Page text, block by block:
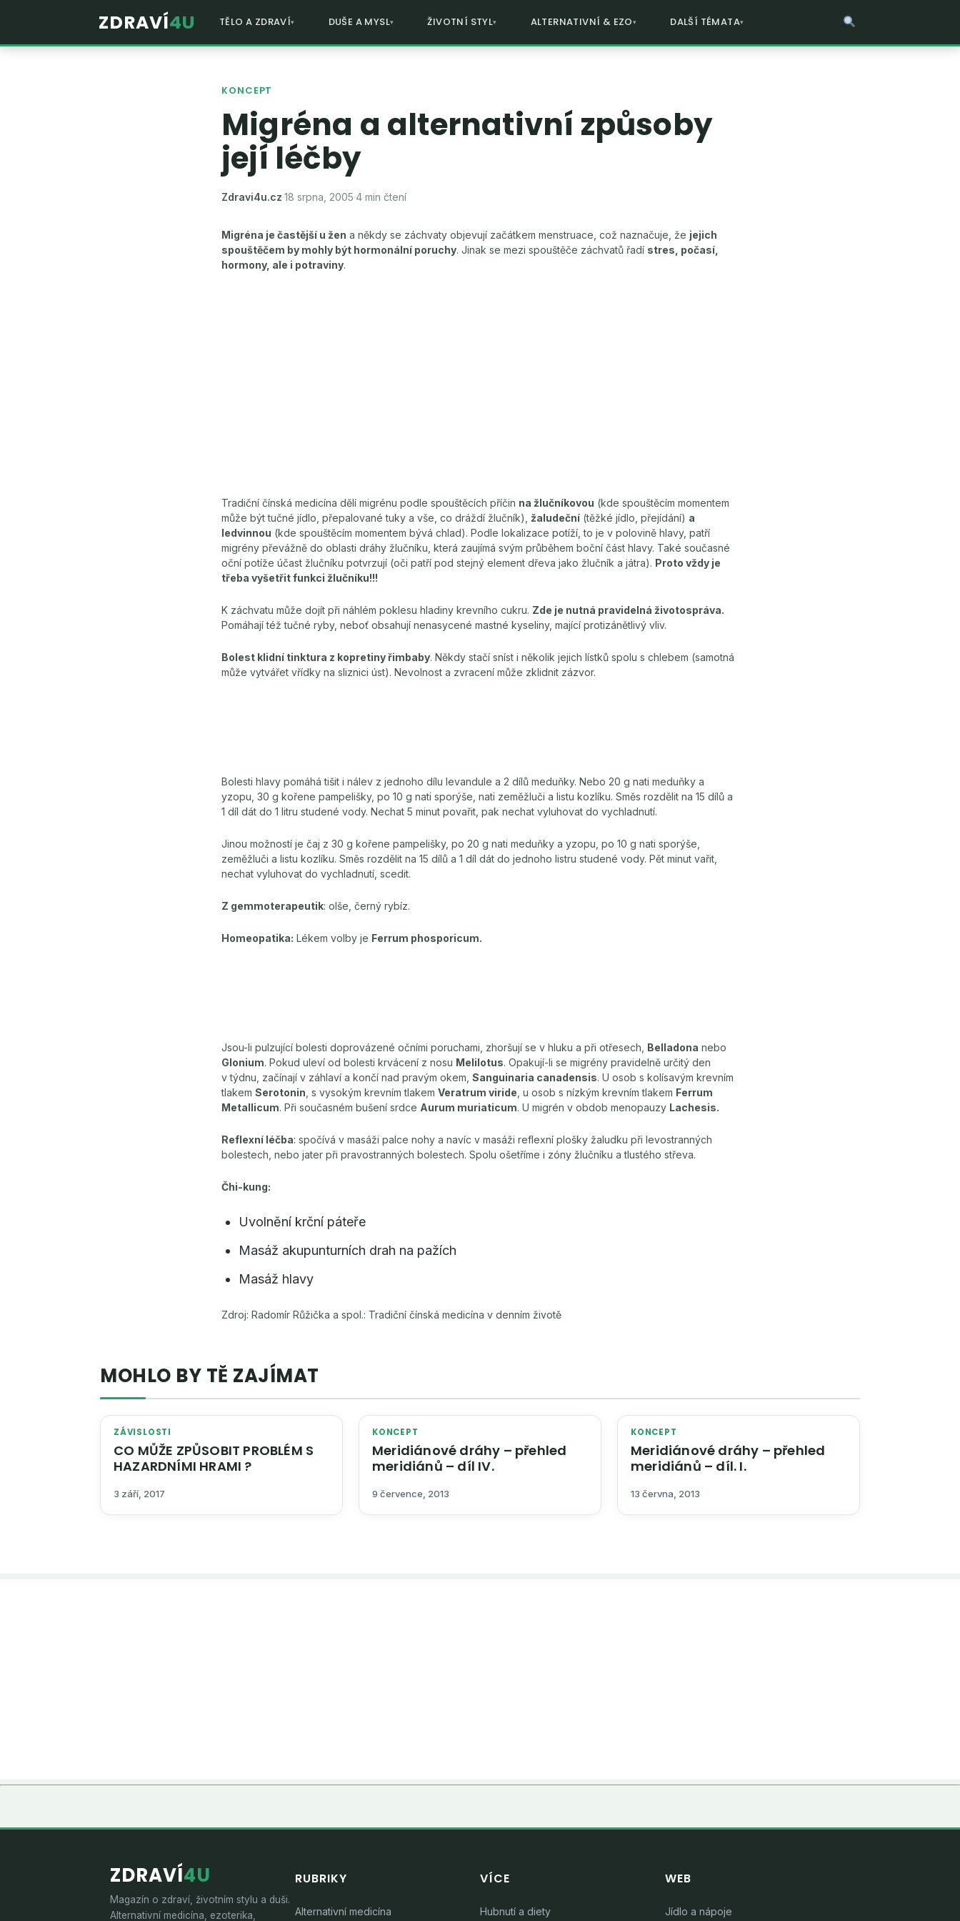
ZDRAVÍ4U TĚLO A ZDRAVÍ DUŠE A MYSL ŽIVOTNÍ STYL ALTERNATIVNÍ & EZO DALŠÍ TÉMATA
KONCEPT
Migréna a alternativní způsoby
její léčby
Zdravi4u.cz·18 srpna, 2005·4 min čtení
Migréna je častější u žen a někdy se záchvaty objevují začátkem menstruace, což naznačuje, že jejich
spouštěčem by mohly být hormonální poruchy. Jinak se mezi spouštěče záchvatů řadí stres, počasí,
hormony, ale i potraviny.
Tradiční čínská medicína dělí migrénu podle spouštěcích příčin na žlučníkovou (kde spouštěcím momentem
může být tučné jídlo, přepalované tuky a vše, co dráždí žlučník), žaludeční (těžké jídlo, přejídání) a
ledvinnou (kde spouštěcím momentem bývá chlad). Podle lokalizace potíží, to je v polovině hlavy, patří
migrény převážně do oblasti dráhy žlučníku, která zaujímá svým průběhem boční část hlavy. Také současné
oční potíže účast žlučníku potvrzují (oči patří pod stejný element dřeva jako žlučník a játra). Proto vždy je
třeba vyšetřit funkci žlučníku!!!
K záchvatu může dojít při náhlém poklesu hladiny krevního cukru. Zde je nutná pravidelná životospráva.
Pomáhají též tučné ryby, neboť obsahují nenasycené mastné kyseliny, mající protizánětlivý vliv.
Bolest klidní tinktura z kopretiny řimbaby. Někdy stačí sníst i několik jejich lístků spolu s chlebem (samotná
může vytvářet vřídky na sliznici úst). Nevolnost a zvracení může zklidnit zázvor.
Bolesti hlavy pomáhá tišit i nálev z jednoho dílu levandule a 2 dílů meduňky. Nebo 20 g nati meduňky a
yzopu, 30 g kořene pampelišky, po 10 g nati sporýše, nati zeměžluči a listu kozlíku. Směs rozdělit na 15 dílů a
1 díl dát do 1 litru studené vody. Nechat 5 minut povařit, pak nechat vyluhovat do vychladnutí.
Jinou možností je čaj z 30 g kořene pampelišky, po 20 g nati meduňky a yzopu, po 10 g nati sporýše,
zeměžluči a listu kozlíku. Směs rozdělit na 15 dílů a 1 díl dát do jednoho listru studené vody. Pět minut vařit,
nechat vyluhovat do vychladnutí, scedit.
Z gemmoterapeutik: olše, černý rybíz.
Homeopatika: Lékem volby je Ferrum phosporicum.
Jsou-li pulzující bolesti doprovázené očními poruchami, zhoršují se v hluku a při otřesech, Belladona nebo
Glonium. Pokud uleví od bolesti krvácení z nosu Melilotus. Opakují-li se migrény pravidelně určitý den
v týdnu, začínají v záhlaví a končí nad pravým okem, Sanguinaria canadensis. U osob s kolísavým krevním
tlakem Serotonin , s vysokým krevním tlakem Veratrum viride , u osob s nízkým krevním tlakem Ferrum
Metallicum. Při současném bušení srdce Aurum muriaticum. U migrén v obdob menopauzy Lachesis.
Reflexní léčba: spočívá v masáži palce nohy a navíc v masáži reflexní plošky žaludku při levostranných
bolestech, nebo jater při pravostranných bolestech. Spolu ošetříme i zóny žlučníku a tlustého střeva.
Čhi-kung:
Uvolnění krční páteře
Masáž akupunturních drah na pažích
Masáž hlavy
Zdroj: Radomír Růžička a spol.: Tradiční čínská medicína v denním životě
MOHLO BY TĚ ZAJÍMAT
ZÁVISLOSTI
CO MŮŽE ZPŮSOBIT PROBLÉM S
HAZARDNÍMI HRAMI ?
3 září, 2017
KONCEPT
Meridiánové dráhy – přehled
meridiánů – díl IV.
9 července, 2013
KONCEPT
Meridiánové dráhy – přehled
meridiánů – díl. I.
13 června, 2013
ZDRAVÍ4U
Magazín o zdraví, životním stylu a duši.
Alternativní medicína, ezoterika,
RUBRIKY
Alternativní medicína
VÍCE
Hubnutí a diety
WEB
Jídlo a nápoje